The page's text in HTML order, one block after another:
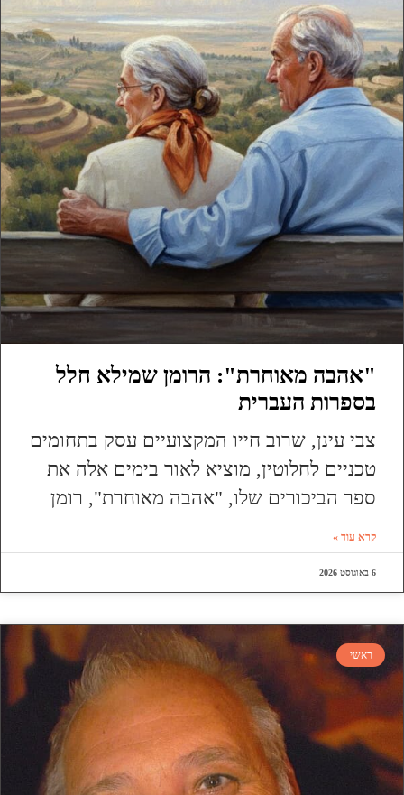
"אהבה מאוחרת": הרומן שמילא חלל
בספרות העברית
צבי עינן, שרוב חייו המקצועיים עסק בתחומים
טכניים לחלוטין, מוציא לאור בימים אלה את
ספר הביכורים שלו, "אהבה מאוחרת", רומן
קרא עוד »
6 באוגוסט 2026
ראשי